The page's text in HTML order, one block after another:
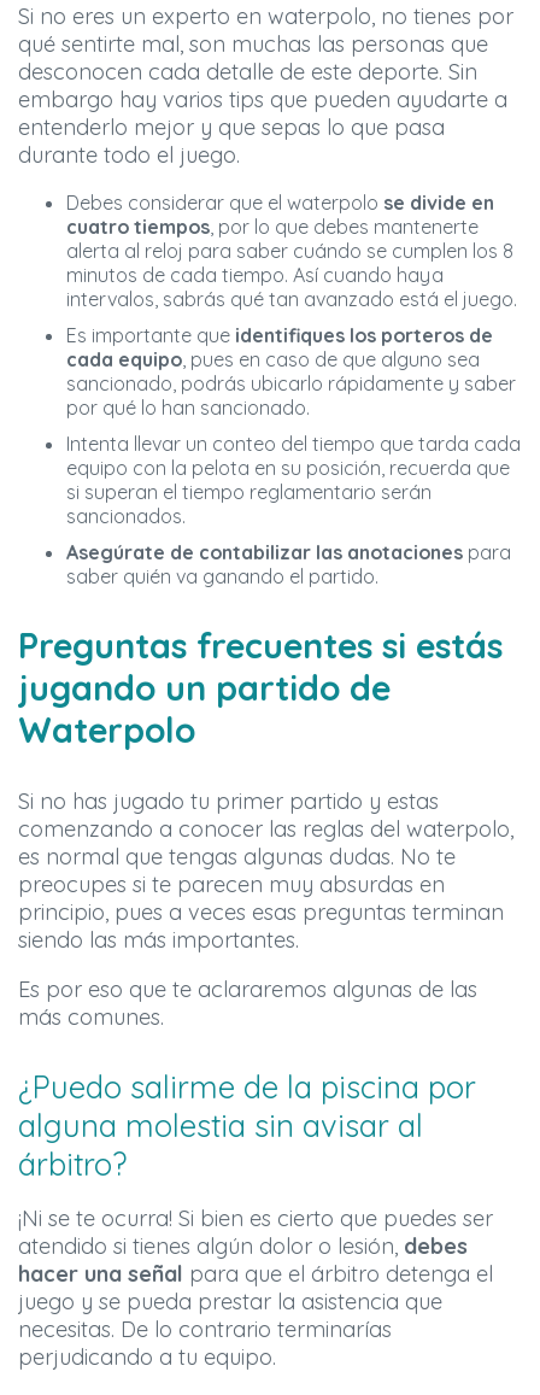
Si no eres un experto en waterpolo, no tienes por
qué sentirte mal, son muchas las personas que
desconocen cada detalle de este deporte. Sin
embargo hay varios tips que pueden ayudarte a
entenderlo mejor y que sepas lo que pasa
durante todo el juego.
Debes considerar que el waterpolo se divide en
cuatro tiempos , por lo que debes mantenerte
alerta al reloj para saber cuándo se cumplen los 8
minutos de cada tiempo. Así cuando haya
intervalos, sabrás qué tan avanzado está el juego.
Es importante que identifiques los porteros de
cada equipo , pues en caso de que alguno sea
sancionado, podrás ubicarlo rápidamente y saber
por qué lo han sancionado.
Intenta llevar un conteo del tiempo que tarda cada
equipo con la pelota en su posición, recuerda que
si superan el tiempo reglamentario serán
sancionados.
Asegúrate de contabilizar las anotaciones para
saber quién va ganando el partido.
Preguntas frecuentes si estás
jugando un partido de
Waterpolo
Si no has jugado tu primer partido y estas
comenzando a conocer las reglas del waterpolo,
es normal que tengas algunas dudas. No te
preocupes si te parecen muy absurdas en
principio, pues a veces esas preguntas terminan
siendo las más importantes.
Es por eso que te aclararemos algunas de las
más comunes.
¿Puedo salirme de la piscina por
alguna molestia sin avisar al
árbitro?
¡Ni se te ocurra! Si bien es cierto que puedes ser
atendido si tienes algún dolor o lesión, debes
hacer una señal para que el árbitro detenga el
juego y se pueda prestar la asistencia que
necesitas. De lo contrario terminarías
perjudicando a tu equipo.